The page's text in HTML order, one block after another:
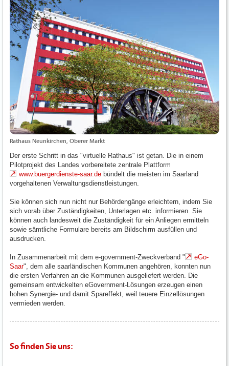
Rathaus Neunkirchen, Oberer Markt
Der erste Schritt in das "virtuelle Rathaus" ist getan. Die in einem
Pilotprojekt des Landes vorbereitete zentrale Plattform
www.buergerdienste-saar.de bündelt die meisten im Saarland
vorgehaltenen Verwaltungsdienstleistungen.
Sie können sich nun nicht nur Behördengänge erleichtern, indem Sie
sich vorab über Zuständigkeiten, Unterlagen etc. informieren. Sie
können auch landesweit die Zuständigkeit für ein Anliegen ermitteln
sowie sämtliche Formulare bereits am Bildschirm ausfüllen und
ausdrucken.
In Zusammenarbeit mit dem e-government-Zweckverband "
eGo-
Saar", dem alle saarländischen Kommunen angehören, konnten nun
die ersten Verfahren an die Kommunen ausgeliefert werden. Die
gemeinsam entwickelten eGovernment-Lösungen erzeugen einen
hohen Synergie- und damit Spareffekt, weil teuere Einzellösungen
vermieden werden.
So finden Sie uns: